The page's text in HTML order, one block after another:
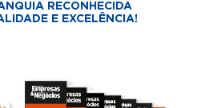
RECONHECIDA
E EXCELÊNCIA!